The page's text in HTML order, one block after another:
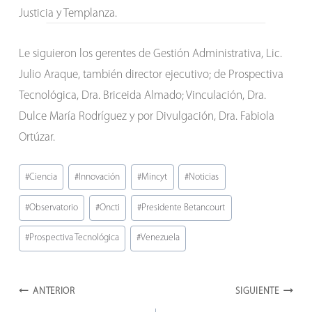
Justicia y Templanza.
Le siguieron los gerentes de Gestión Administrativa, Lic.
Julio Araque, también director ejecutivo; de Prospectiva
Tecnológica, Dra. Briceida Almado; Vinculación, Dra.
Dulce María Rodríguez y por Divulgación, Dra. Fabiola
Ortúzar.
Etiquetas
de
la
entrada:
#Ciencia # Innovación #Mincyt #Noticias
#Observatorio #Oncti #Presidente Betancourt
#Prospectiva Tecnológica #Venezuela
Navegación
ANTERIOR SIGUIENTE